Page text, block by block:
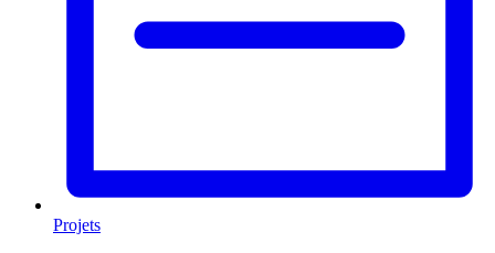
Projets